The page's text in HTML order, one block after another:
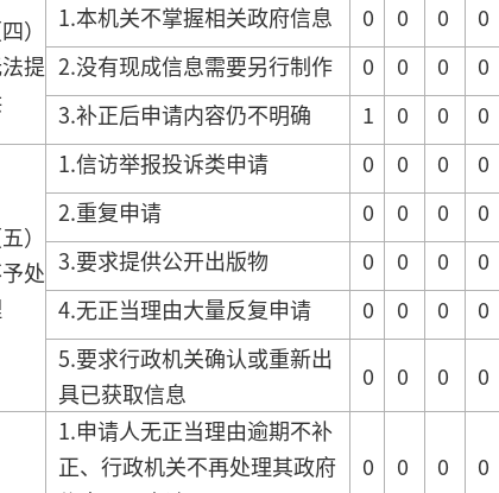
）
提
1.本机关不掌握相关政府信息 0 0 0 0
2.没有现成信息需要另行制作
0 0 0 0
3.补正后申请内容仍不明确
1 0 0 0
）
处
1.信访举报投诉类申请 0 0 0 0
2.重复申请
0 0 0 0
3.要求提供公开出版物
0 0 0 0
4.无正当理由大量反复申请
0 0 0 0
5.要求行政机关确认或重新出
具已获取信息
0 0 0 0
1.申请人无正当理由逾期不补
正、行政机关不再处理其政府
0 0 0 0